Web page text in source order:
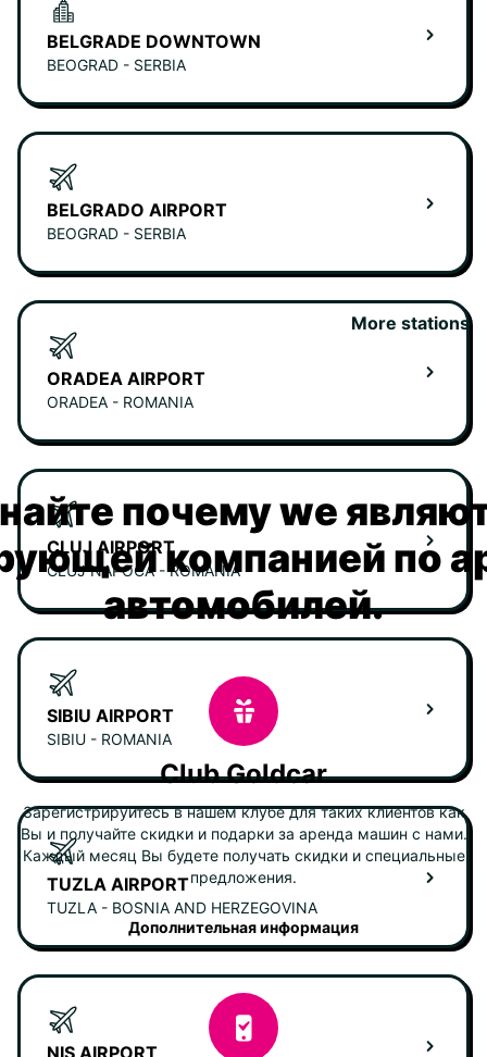
BELGRADE DOWNTOWN
BEOGRAD - SERBIA
BELGRADO AIRPORT
BEOGRAD - SERBIA
ORADEA AIRPORT
ORADEA - ROMANIA
CLUJ AIRPORT
CLUJ NAPOCA - ROMANIA
SIBIU AIRPORT
SIBIU - ROMANIA
TUZLA AIRPORT
TUZLA - BOSNIA AND HERZEGOVINA
More stations
почему we
компанией по
автомобилей.
Club Goldcar
Зарегистрируйтесь в нашем клубе для таких клиентов как
Вы и получайте скидки и подарки за аренда машин с нами.
Каждый месяц Вы будете получать скидки и специальные
предложения.
Дополнительная информация